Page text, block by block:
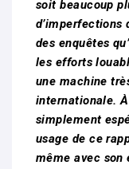
soit beaucoup
d’imperfections
des enquêtes
les efforts
une machine
internationale.
simplement
usage de ce
même avec son